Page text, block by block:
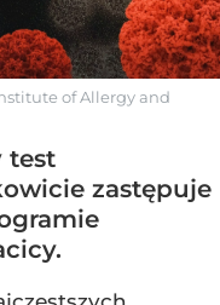
of Allergy and
test
zastępuje